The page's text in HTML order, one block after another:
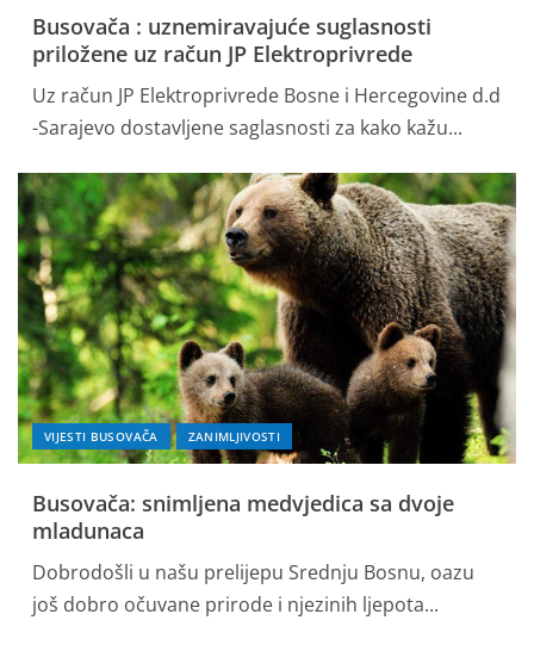
Busovača : uznemiravajuće suglasnosti
priložene uz račun JP Elektroprivrede
Uz račun JP Elektroprivrede Bosne i Hercegovine d.d
-Sarajevo dostavljene saglasnosti za kako kažu...
VIJESTI BUSOVAČA ZANIMLJIVOSTI
Busovača: snimljena medvjedica sa dvoje
mladunaca
Dobrodošli u našu prelijepu Srednju Bosnu, oazu
još dobro očuvane prirode i njezinih ljepota...